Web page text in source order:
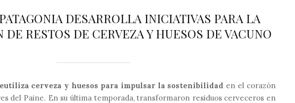
DESARROLLA INICIATIVAS PARA LA
RESTOS DE CERVEZA Y HUESOS DE VACUNO
cerveza y huesos para impulsar la sostenibilidad en el corazón
del Paine. En su última temporada, transformaron residuos cerveceros en